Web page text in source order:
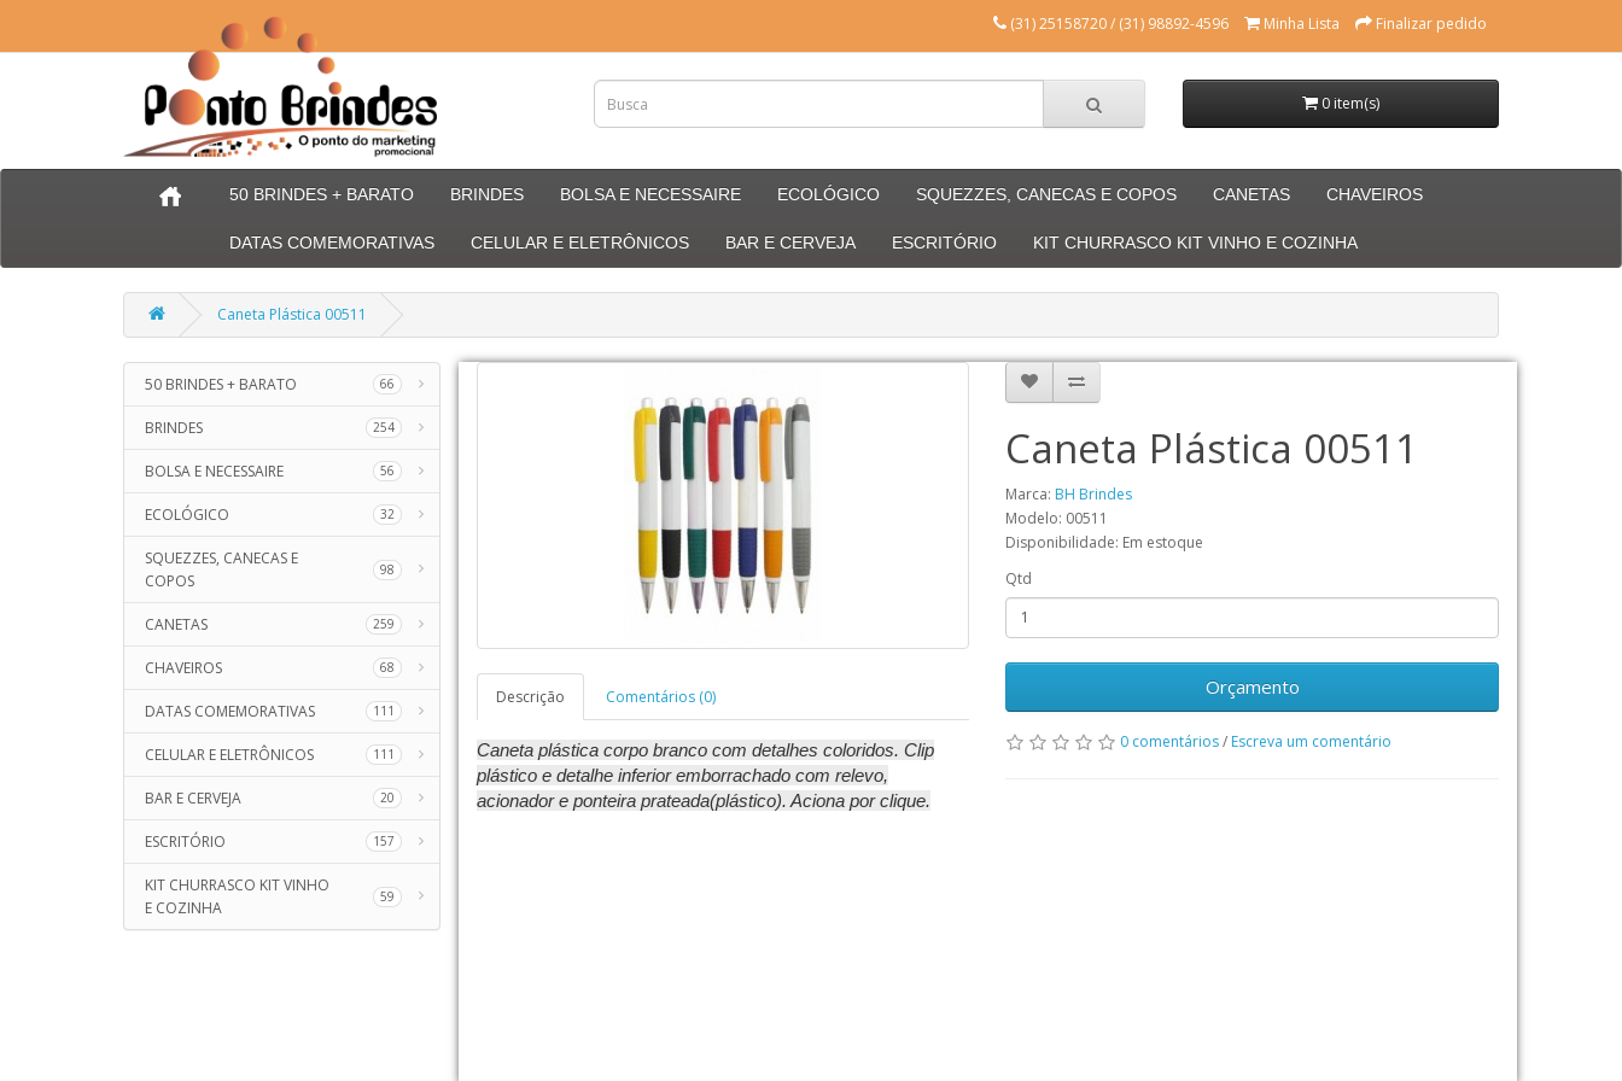
(31) 25158720 / (31) 98892-4596 Minha Lista Finalizar pedido
0 item(s)
50 BRINDES + BARATO BRINDES BOLSA E NECESSAIRE ECOLÓGICO SQUEZZES, CANECAS E COPOS CANETAS CHAVEIROS
DATAS COMEMORATIVAS CELULAR E ELETRÔNICOS BAR E CERVEJA ESCRITÓRIO KIT CHURRASCO KIT VINHO E COZINHA
Caneta Plástica 00511
50 BRINDES + BARATO 66
BRINDES 254
BOLSA E NECESSAIRE 56
ECOLÓGICO 32
SQUEZZES, CANECAS E
COPOS
98
CANETAS 259
CHAVEIROS 68
DATAS COMEMORATIVAS 111
CELULAR E ELETRÔNICOS 111
BAR E CERVEJA 20
ESCRITÓRIO 157
KIT CHURRASCO KIT VINHO
E COZINHA
59
Descrição Comentários (0)
Caneta plástica corpo branco com detalhes coloridos. Clip
plástico e detalhe inferior emborrachado com relevo,
acionador e ponteira prateada(plástico). Aciona por clique.
Caneta Plástica 00511
Marca: BH Brindes
Modelo: 00511
Disponibilidade: Em estoque
Qtd
Orçamento
0 comentários/ Escreva um comentário